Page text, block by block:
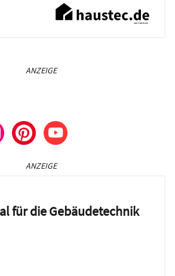
ANZEIGE
ANZEIGE
für die Gebäudetechnik